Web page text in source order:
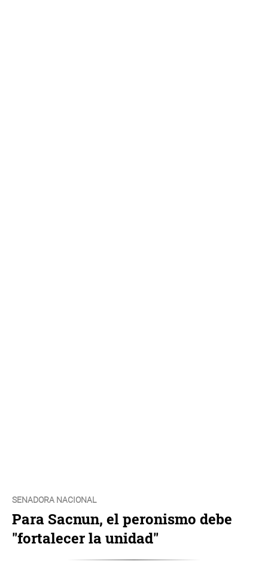
SENADORA NACIONAL
Para Sacnun, el peronismo debe
"fortalecer la unidad"